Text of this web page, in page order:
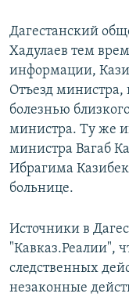
Дагестанский
Хадулаев тем
информации,
Отъезд министра,
болезнью
министра. Ту же
министра Вагаб
Ибрагима
больнице.
Источники в
"Кавказ.Реалии",
следственных
незаконные